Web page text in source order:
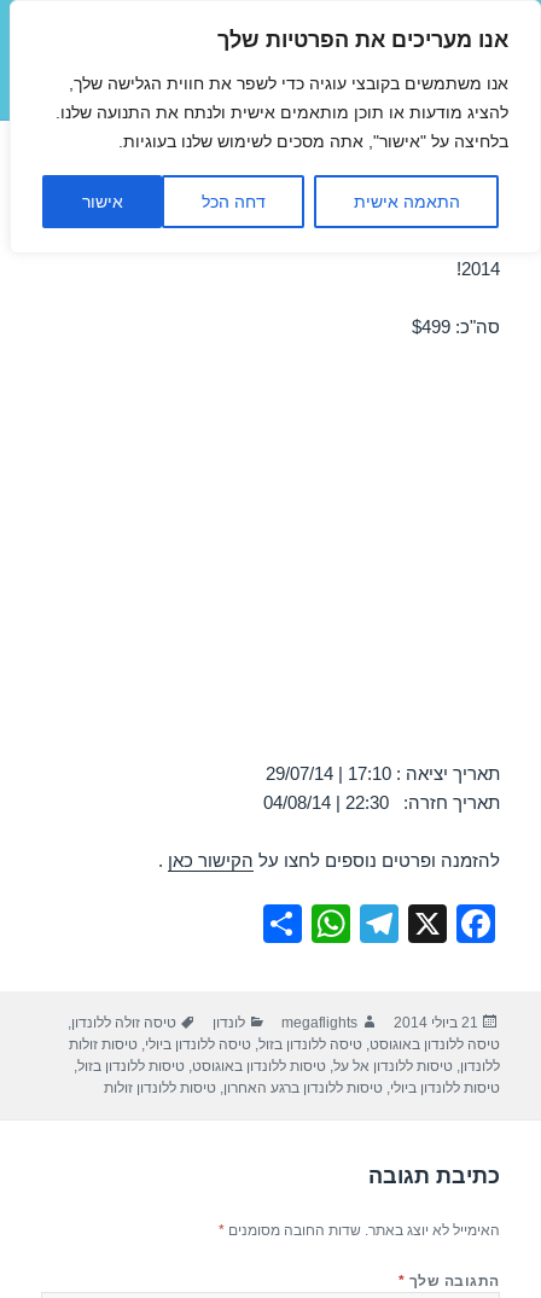
אנו מעריכים את הפרטיות שלך
אנו משתמשים בקובצי עוגיה כדי לשפר את חווית הגלישה שלך,
להציג מודעות או תוכן מותאמים אישית ולנתח את התנועה שלנו.
בלחיצה על "אישור", אתה מסכים לשימוש שלנו בעוגיות.
התאמה אישית דחה הכל אישור
תפריטים
ווידג'טים
טיסה ללונדון 29/07/2014
2014!
סה"כ: $499
תאריך יציאה : 17:10 | 29/07/14
תאריך חזרה: 22:30 | 04/08/14
להזמנה ופרטים נוספים לחצו על הקישור כאן .
F
e
b
k
X
T
gr
a
W
s
A
e
פורסם
בתאריך
21 ביולי 2014 מחבר
megaflights קטגוריות
לונדון תגיות
טיסה זולה ללונדון,
טיסה ללונדון באוגוסט,טיסה ללונדון בזול,טיסה ללונדון ביולי,טיסות זולות
ללונדון,טיסות ללונדון אל על,טיסות ללונדון באוגוסט,טיסות ללונדון בזול,
טיסות ללונדון ביולי,טיסות ללונדון ברגע האחרון,טיסות ללונדון זולות
כתיבת תגובה
האימייל לא יוצג באתר. שדות החובה מסומנים*
התגובה שלך *